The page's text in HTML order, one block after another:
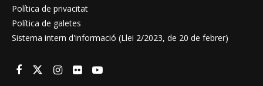
Política de privacitat
Política de galetes
Sistema intern d'informació (Llei 2/2023, de 20 de febrer)